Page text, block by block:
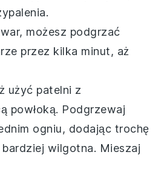
, możesz podgrzać
przez kilka minut, aż
użyć patelni z
powłoką. Podgrzewaj
ogniu, dodając trochę
bardziej wilgotna. Mieszaj